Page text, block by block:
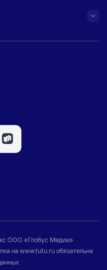
ООО «Глобус Медиа»
на www.tutu.ruобязательна